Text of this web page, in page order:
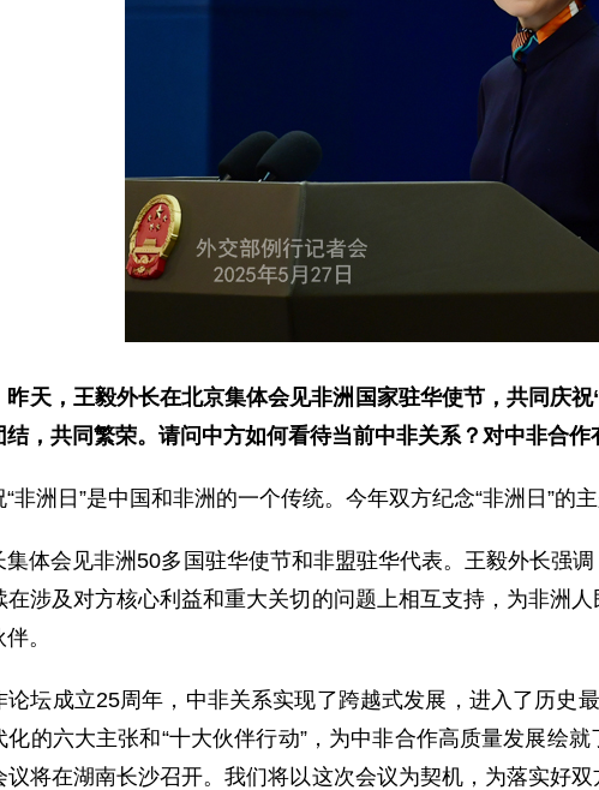
昨天，王毅外长在北京集体会见非洲国家驻华使节，共同庆
，共同繁荣。请问中方如何看待当前中非关系？对中非合作
非洲日”是中国和非洲的一个传统。今年双方纪念“非洲日”的主
集体会见非洲50多国驻华使节和非盟驻华代表。王毅外长强
涉及对方核心利益和重大关切的问题上相互支持，为非洲
。
论坛成立25周年，中非关系实现了跨越式发展，进入了历史
的六大主张和“十大伙伴行动”，为中非合作高质量发展绘
将在湖南长沙召开。我们将以这次会议为契机，为落实好